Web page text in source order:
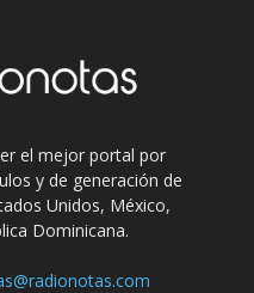
el mejor portal por
y de generación de
Unidos, México,
Dominicana.